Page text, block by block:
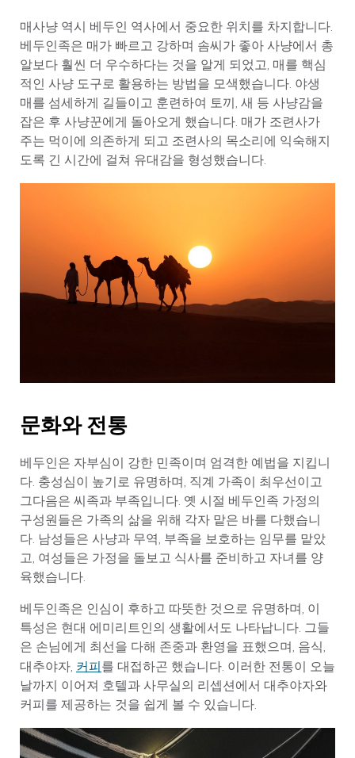
매사냥 역시 베두인 역사에서 중요한 위치를 차지합니다.
베두인족은 매가 빠르고 강하며 솜씨가 좋아 사냥에서 총
알보다 훨씬 더 우수하다는 것을 알게 되었고, 매를 핵심
적인 사냥 도구로 활용하는 방법을 모색했습니다. 야생
매를 섬세하게 길들이고 훈련하여 토끼, 새 등 사냥감을
잡은 후 사냥꾼에게 돌아오게 했습니다. 매가 조련사가
주는 먹이에 의존하게 되고 조련사의 목소리에 익숙해지
도록 긴 시간에 걸쳐 유대감을 형성했습니다.
문화와 전통
베두인은 자부심이 강한 민족이며 엄격한 예법을 지킵니
다. 충성심이 높기로 유명하며, 직계 가족이 최우선이고
그다음은 씨족과 부족입니다. 옛 시절 베두인족 가정의
구성원들은 가족의 삶을 위해 각자 맡은 바를 다했습니
다. 남성들은 사냥과 무역, 부족을 보호하는 임무를 맡았
고, 여성들은 가정을 돌보고 식사를 준비하고 자녀를 양
육했습니다.
베두인족은 인심이 후하고 따뜻한 것으로 유명하며, 이
특성은 현대 에미리트인의 생활에서도 나타납니다. 그들
은 손님에게 최선을 다해 존중과 환영을 표했으며, 음식,
대추야자, 커피를 대접하곤 했습니다. 이러한 전통이 오늘
날까지 이어져 호텔과 사무실의 리셉션에서 대추야자와
커피를 제공하는 것을 쉽게 볼 수 있습니다.